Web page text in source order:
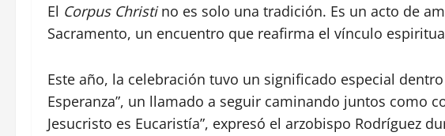
El Corpus Christino es solo una tradición. Es un acto de
Sacramento, un encuentro que reafirma el vínculo
Este año, la celebración tuvo un significado especial
Esperanza”, un llamado a seguir caminando juntos como
Jesucristo es Eucaristía”, expresó el arzobispo Rodríguez